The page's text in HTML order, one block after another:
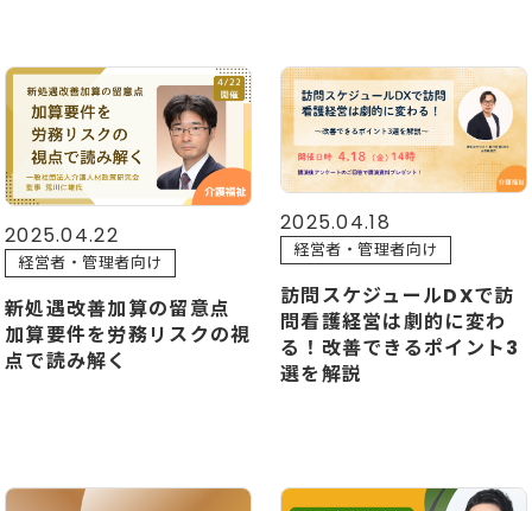
2025.04.22
経営者・管理者向け
新処遇改善加算の留意点
加算要件を労務リスクの視
点で読み解く
2025.04.18
経営者・管理者向け
訪問スケジュールDXで訪
問看護経営は劇的に変わ
る！改善できるポイント3
選を解説